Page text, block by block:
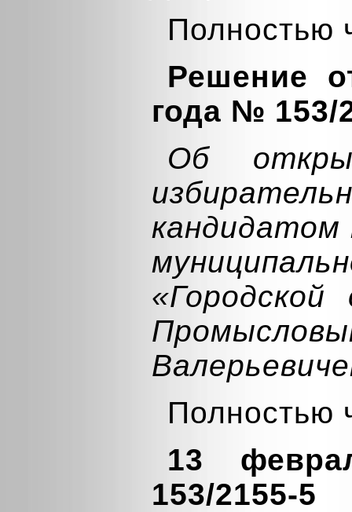
Полностью
Решение
года № 153/
Об
кандидатом
«Городской
Полностью
13
153/2155-5